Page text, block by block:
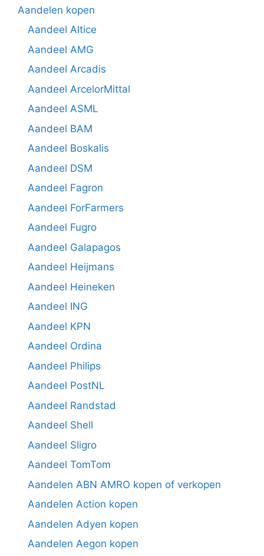
Aandelen kopen
Aandeel Altice
Aandeel AMG
Aandeel Arcadis
Aandeel ArcelorMittal
Aandeel ASML
Aandeel BAM
Aandeel Boskalis
Aandeel DSM
Aandeel Fagron
Aandeel ForFarmers
Aandeel Fugro
Aandeel Galapagos
Aandeel Heijmans
Aandeel Heineken
Aandeel ING
Aandeel KPN
Aandeel Ordina
Aandeel Philips
Aandeel PostNL
Aandeel Randstad
Aandeel Shell
Aandeel Sligro
Aandeel TomTom
Aandelen ABN AMRO kopen of verkopen
Aandelen Action kopen
Aandelen Adyen kopen
Aandelen Aegon kopen